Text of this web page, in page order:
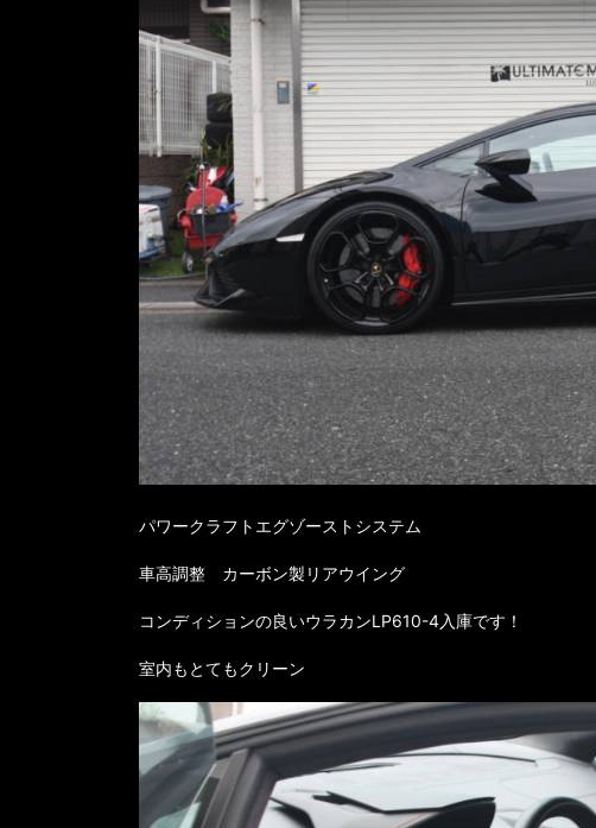
パワークラフトエグゾーストシステム
車高調整 カーボン製リアウイング
コンディションの良いウラカンLP610-4入庫です！
室内もとてもクリーン